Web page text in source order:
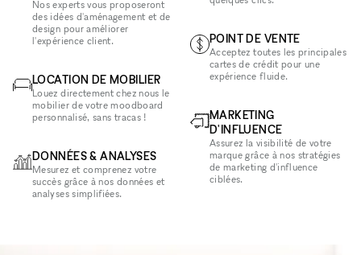
Nos experts vous proposeront
des idées d'aménagement et de
design pour améliorer
l'expérience client.
LOCATION DE MOBILIER
Louez directement chez nous le
mobilier de votre moodboard
personnalisé, sans tracas !
DONNÉES & ANALYSES
Mesurez et comprenez votre
succès grâce à nos données et
analyses simplifiées.
POINT DE VENTE
Acceptez toutes les principales
cartes de crédit pour une
expérience fluide.
MARKETING
D'INFLUENCE
Assurez la visibilité de votre
marque grâce à nos stratégies
de marketing d'influence
ciblées.